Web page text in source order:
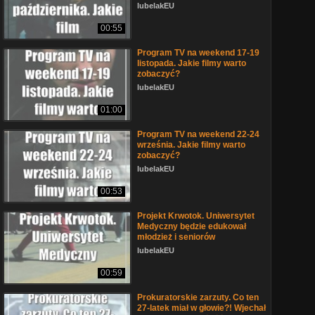
00:55
lubelakEU
01:00
Program TV na weekend 17-19
listopada. Jakie filmy warto
zobaczyć?
lubelakEU
00:53
Program TV na weekend 22-24
września. Jakie filmy warto
zobaczyć?
lubelakEU
00:59
Projekt Krwotok. Uniwersytet
Medyczny będzie edukował
młodzież i seniorów
lubelakEU
Prokuratorskie zarzuty. Co ten
27-latek miał w głowie?! Wjechał